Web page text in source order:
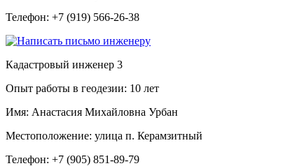
Телефон: +7 (919) 566-26-38
Кадастровый инженер 3
Опыт работы в геодезии: 10 лет
Имя: Анастасия Михайловна Урбан
Местоположение: улица п. Керамзитный
Телефон: +7 (905) 851-89-79